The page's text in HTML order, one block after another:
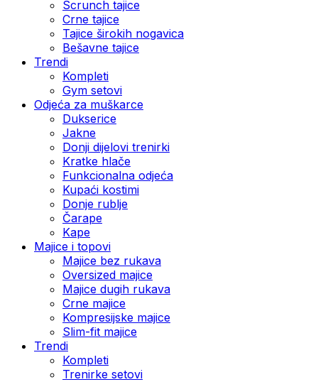
Scrunch tajice
Crne tajice
Tajice širokih nogavica
Bešavne tajice
Trendi
Kompleti
Gym setovi
Odjeća za muškarce
Dukserice
Jakne
Donji dijelovi trenirki
Kratke hlače
Funkcionalna odjeća
Kupaći kostimi
Donje rublje
Čarape
Kape
Majice i topovi
Majice bez rukava
Oversized majice
Majice dugih rukava
Crne majice
Kompresijske majice
Slim-fit majice
Trendi
Kompleti
Trenirke setovi